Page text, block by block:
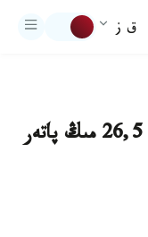
ق ز
تۇركىستاندا 2025-جىلعا دەيىن 26,5 مىڭ پاتەر